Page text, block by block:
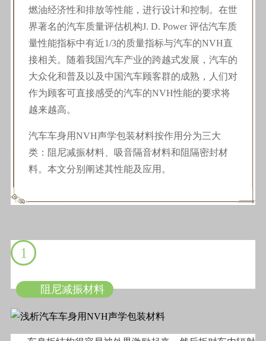
燃油经济性和排放等性能，进行设计和控制。在世
界著名的汽车质量评估机构J. D. Power 评估汽车质
量性能指标中有近1/3的质量指标与汽车的NVH直
接相关。随着我国汽车产业的跨越式发展，汽车的
大众化和普及以及中国汽车顾客群的成熟，人们对
作为顾客可直接感受的汽车的NVH性能的要求将
越来越高。
汽车车身用NVH声学包装材料按作用分为三大
类：阻尼减振材料、吸音隔音材料和阻隔密封材
料。本文分别阐述其性能及应用。
1
阻尼减振材料